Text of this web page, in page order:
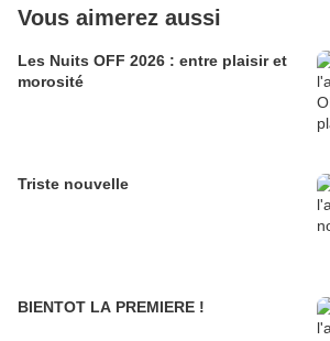
Vous aimerez aussi
Les Nuits OFF 2026 : entre plaisir et
morosité
Triste nouvelle
BIENTOT LA PREMIERE !